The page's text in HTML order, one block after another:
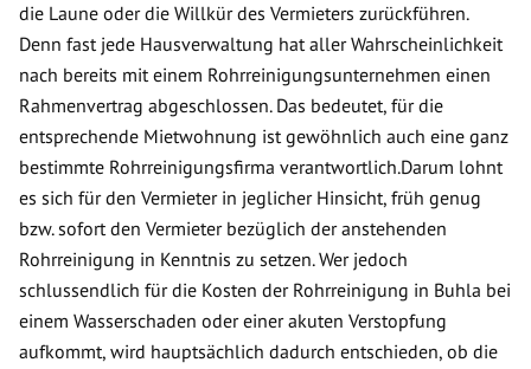
die Laune oder die Willkür des Vermieters zurückführen.
Denn fast jede Hausverwaltung hat aller Wahrscheinlichkeit
nach bereits mit einem Rohrreinigungsunternehmen einen
Rahmenvertrag abgeschlossen. Das bedeutet, für die
entsprechende Mietwohnung ist gewöhnlich auch eine ganz
bestimmte Rohrreinigungsfirma verantwortlich.Darum lohnt
es sich für den Vermieter in jeglicher Hinsicht, früh genug
bzw. sofort den Vermieter bezüglich der anstehenden
Rohrreinigung in Kenntnis zu setzen. Wer jedoch
schlussendlich für die Kosten der Rohrreinigung in Buhla bei
einem Wasserschaden oder einer akuten Verstopfung
aufkommt, wird hauptsächlich dadurch entschieden, ob die